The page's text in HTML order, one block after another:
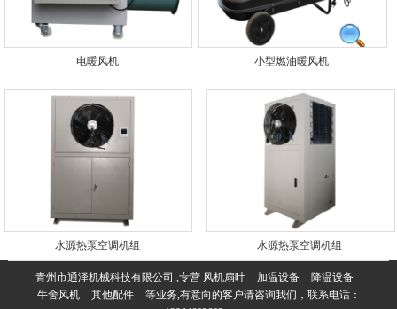
电暖风机 小型燃油暖风机
水源热泵空调机组 水源热泵空调机组
青州市通泽机械科技有限公司.,专营 风机扇叶 加温设备
降温设备
牛舍风机
其他配件
等业务,有意向的客户请咨询我们，联系电话：